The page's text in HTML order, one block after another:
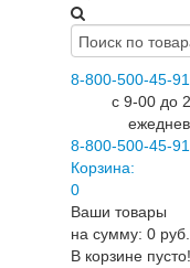
8-800-500-45-91
c 9-00 до
8-800-500-45-91
Корзина:
0
Ваши товары
на сумму: 0 руб.
В корзине пусто!